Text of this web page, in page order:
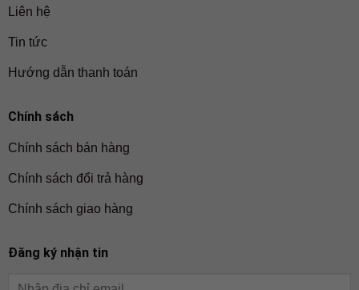
Liên hệ
Tin tức
Hướng dẫn thanh toán
Chính sách
Chính sách bán hàng
Chính sách đổi trả hàng
Chính sách giao hàng
Đăng ký nhận tin